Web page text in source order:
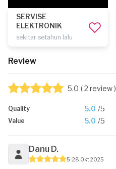
SERVISE
ELEKTRONIK
sekitar setahun lalu
Review
5.0 ( 2 review )
Quality 5.0 /5
Value 5.0 /5
Danu D.
5 28 Okt 2025